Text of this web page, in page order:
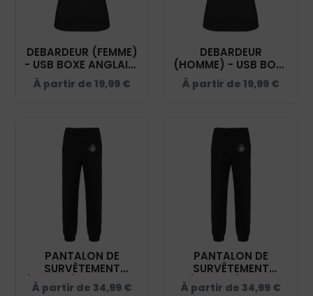
DEBARDEUR (FEMME)
- USB BOXE ANGLAISE
- NOIR - K3024IC
À partir de 19,99 €
DEBARDEUR
(HOMME) - USB BOXE
ANGLAISE – NOIR -
K3023IC
À partir de 19,99 €
PANTALON DE
SURVÊTEMENT
(ENFANT) - USB BOXE
À partir de 34,99 €
PANTALON DE
SURVÊTEMENT
(UNISEXE) - USB
À partir de 34,99 €